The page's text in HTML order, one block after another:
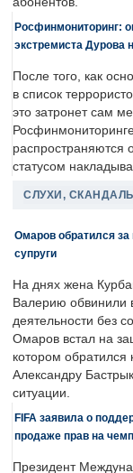
Росфинмониторинг:
экстремиста Дурова
После того, как
в список
это затронет сам
распространяются
статусом
СЛУХИ,
Омаров обратился
супруги
На днях жена
Валерию обвинили
деятельности без
Омаров встал на
котором обратился
Александру
ситуации.
FIFA заявила о
продаже прав на
Президент